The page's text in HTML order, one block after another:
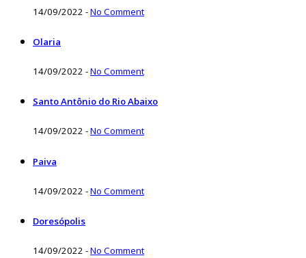
14/09/2022 -No Comment
Olaria
14/09/2022 -No Comment
Santo Antônio do Rio Abaixo
14/09/2022 -No Comment
Paiva
14/09/2022 -No Comment
Doresópolis
14/09/2022 -No Comment